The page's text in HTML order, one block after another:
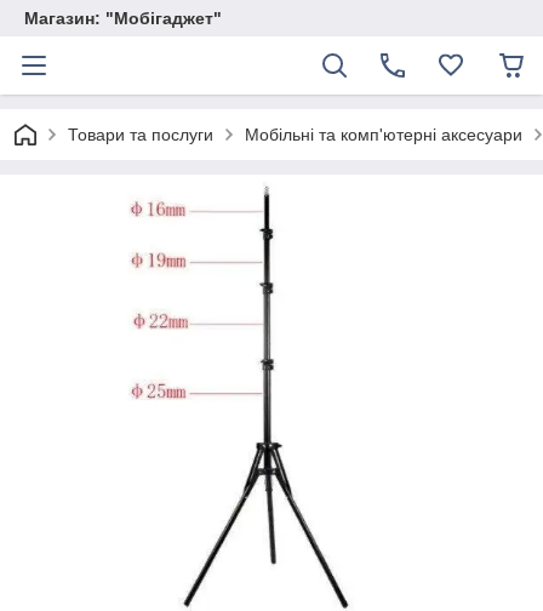
Магазин: "Мобігаджет"
Товари та послуги Мобільні та комп'ютерні аксесуари